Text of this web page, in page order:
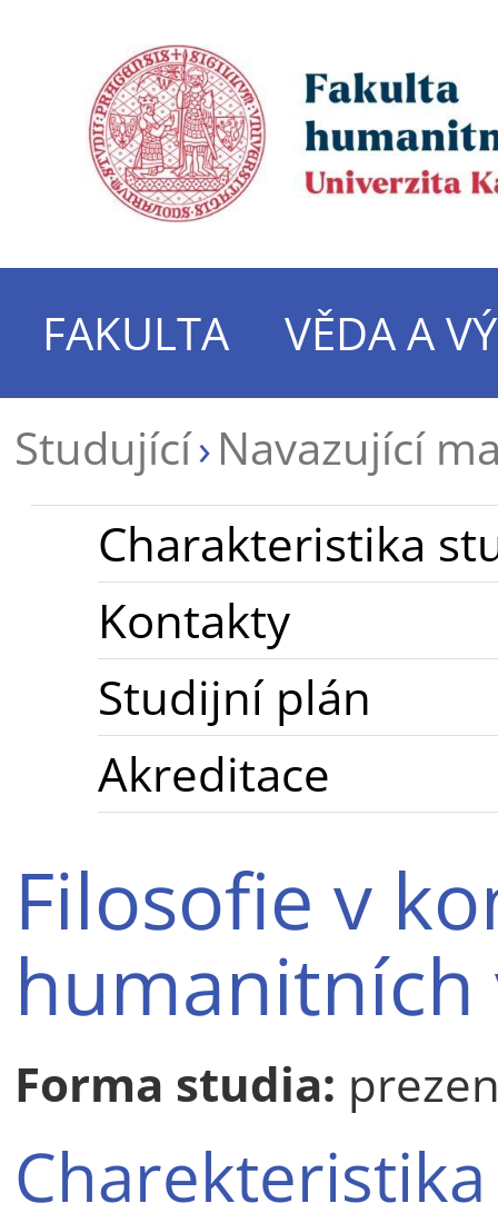
FAKULTA
VĚDA A
Studující Navazující
Charakteristika
Kontakty
Studijní plán
Akreditace
Filosofie v
humanitních
Forma studia: